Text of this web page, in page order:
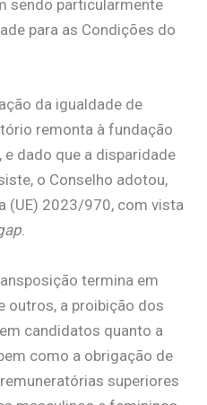
sendo particularmente
para as Condições do
da igualdade de
remonta à fundação
e dado que a disparidade
o Conselho adotou,
(UE) 2023/970, com vista
.
termina em
outros, a proibição dos
candidatos quanto a
como a obrigação de
superiores